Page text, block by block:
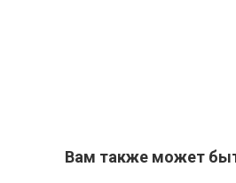
Вам также может